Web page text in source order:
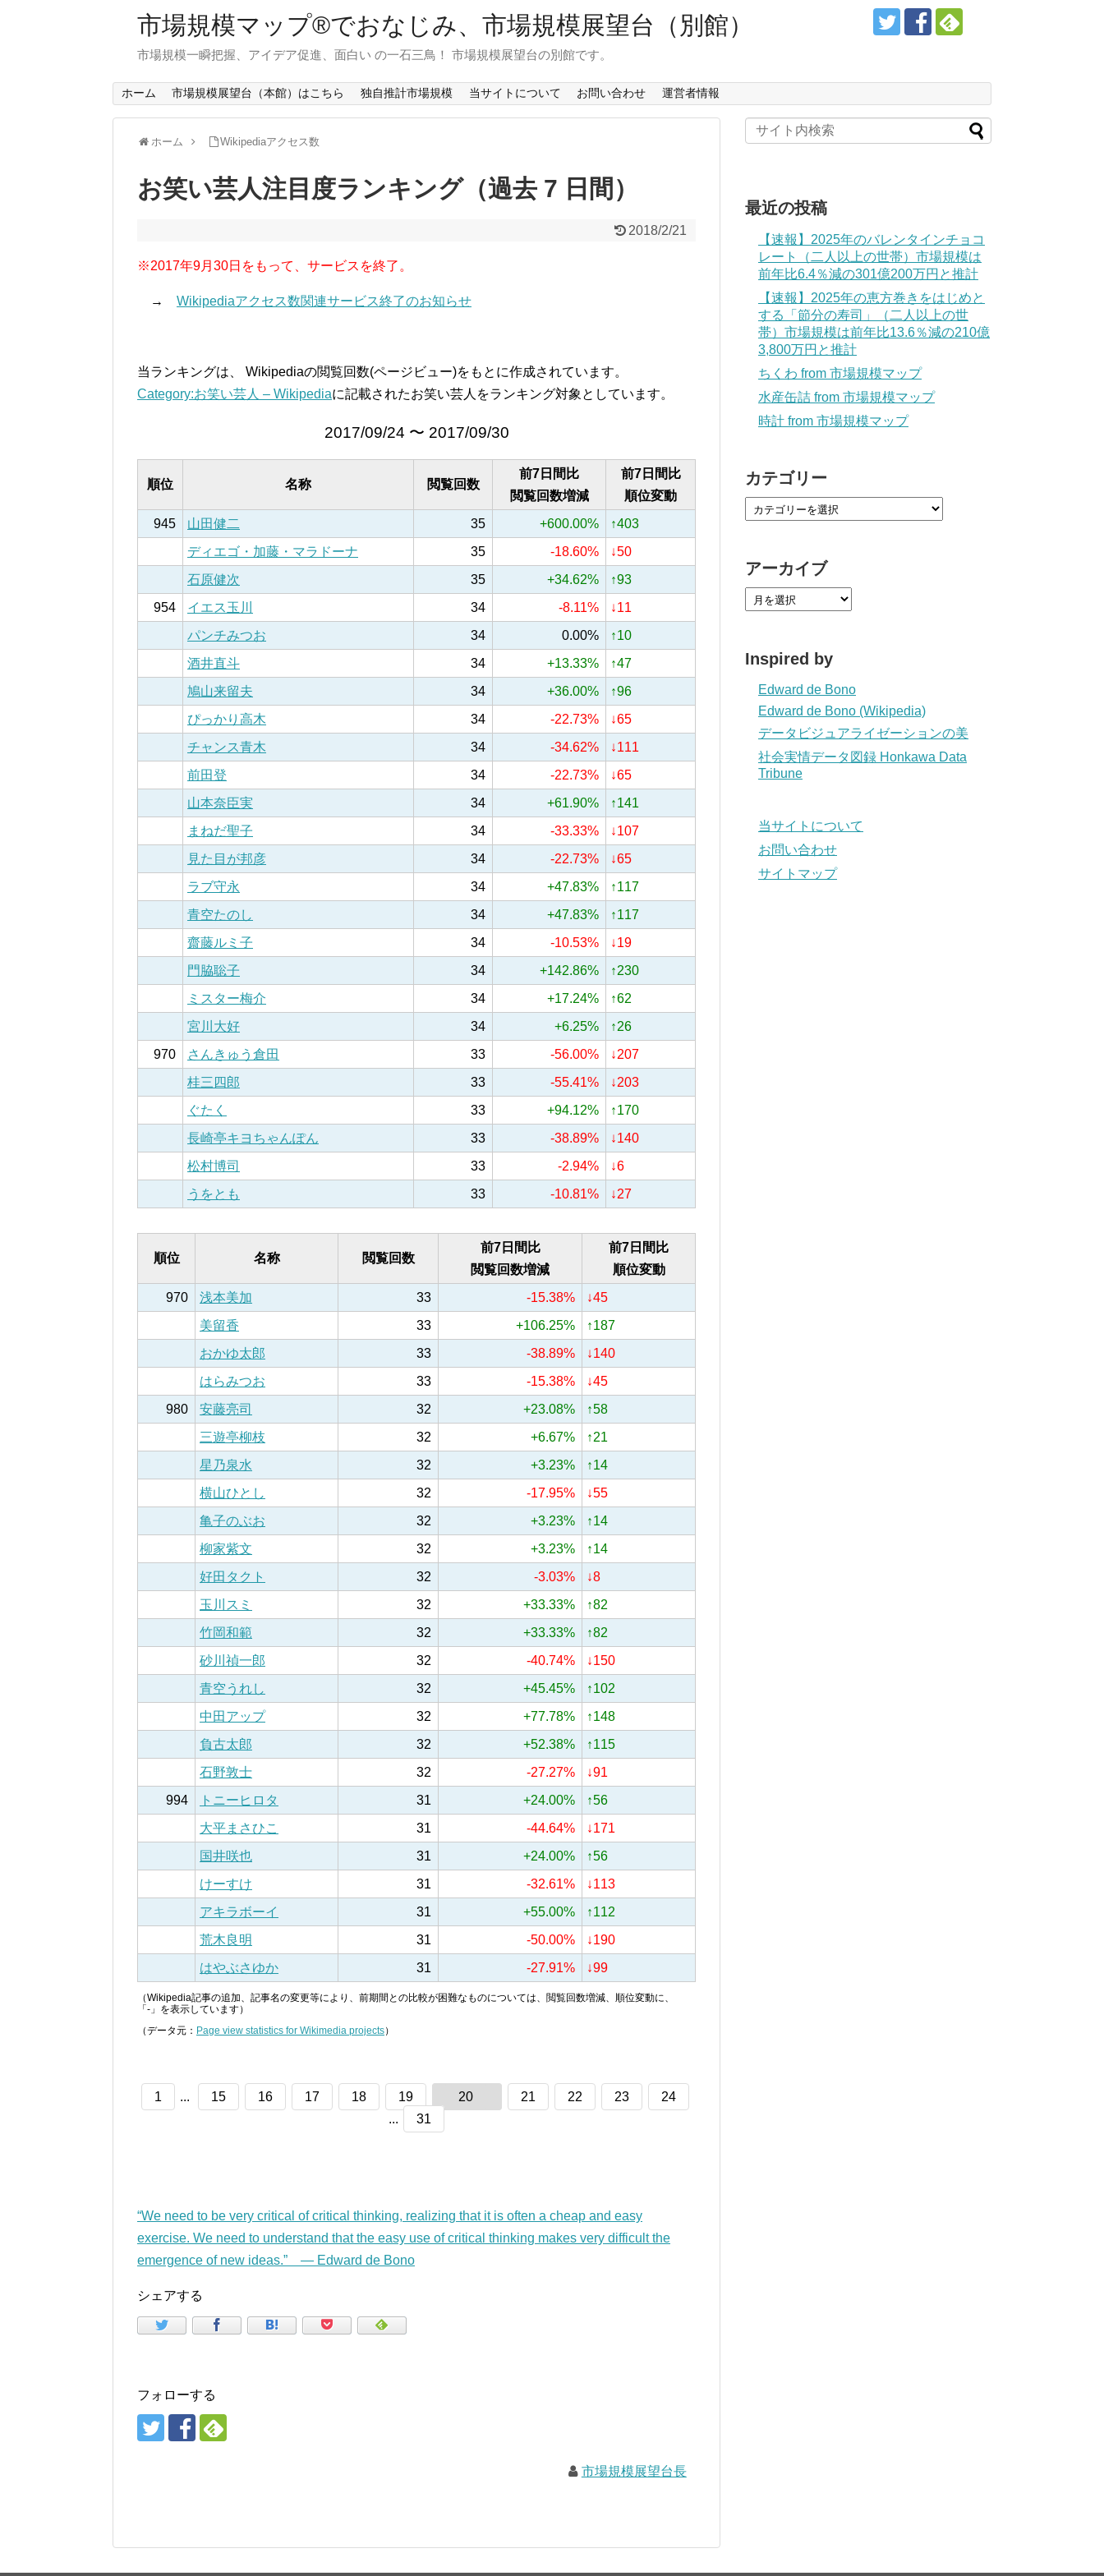
市場規模マップ®でおなじみ、市場規模展望台（別館）
市場規模一瞬把握、アイデア促進、面白い の一石三鳥！ 市場規模展望台の別館です。
ホーム 市場規模展望台（本館）はこちら 独自推計市場規模 当サイトについて お問い合わせ 運営者情報
ホーム Wikipediaアクセス数
お笑い芸人注目度ランキング（過去 7 日間）
2018/2/21
※2017年9月30日をもって、サービスを終了。
→ Wikipediaアクセス数関連サービス終了のお知らせ
当ランキングは、 Wikipediaの閲覧回数(ページビュー)をもとに作成されています。
Category:お笑い芸人 – Wikipediaに記載されたお笑い芸人をランキング対象としています。
2017/09/24 〜 2017/09/30
順位 名称 閲覧回数
前7日間比
閲覧回数増減
前7日間比
順位変動
945
山田健二 35 +600.00%
↑403
ディエゴ・加藤・マラドーナ
35 -18.60%
↓50
石原健次
35 +34.62%
↑93
954
イエス玉川 34 -8.11%
↓11
パンチみつお
34 0.00%
↑10
酒井直斗
34 +13.33%
↑47
鳩山来留夫
34 +36.00%
↑96
ぴっかり高木
34 -22.73%
↓65
チャンス青木
34 -34.62%
↓111
前田登
34 -22.73%
↓65
山本奈臣実
34 +61.90%
↑141
まねだ聖子
34 -33.33%
↓107
見た目が邦彦
34 -22.73%
↓65
ラブ守永
34 +47.83%
↑117
青空たのし
34 +47.83%
↑117
齋藤ルミ子
34 -10.53%
↓19
門脇聡子
34 +142.86%
↑230
ミスター梅介
34 +17.24%
↑62
宮川大好
34 +6.25%
↑26
970
さんきゅう倉田 33 -56.00%
↓207
桂三四郎
33 -55.41%
↓203
ぐたく
33 +94.12%
↑170
長崎亭キヨちゃんぽん
33 -38.89%
↓140
松村博司
33 -2.94%
↓6
うをとも
33 -10.81% ↓27
順位 名称 閲覧回数
前7日間比
閲覧回数増減
前7日間比
順位変動
970
浅本美加 33 -15.38%
↓45
美留香
33 +106.25%
↑187
おかゆ太郎
33 -38.89%
↓140
はらみつお
33 -15.38%
↓45
980
安藤亮司 32 +23.08%
↑58
三遊亭柳枝
32 +6.67%
↑21
星乃泉水
32 +3.23%
↑14
横山ひとし
32 -17.95%
↓55
亀子のぶお
32 +3.23%
↑14
柳家紫文
32 +3.23%
↑14
好田タクト
32 -3.03%
↓8
玉川スミ
32 +33.33%
↑82
竹岡和範
32 +33.33%
↑82
砂川禎一郎
32 -40.74%
↓150
青空うれし
32 +45.45%
↑102
中田アップ
32 +77.78%
↑148
負古太郎
32 +52.38%
↑115
石野敦士
32 -27.27%
↓91
994
トニーヒロタ 31 +24.00%
↑56
大平まさひこ
31 -44.64%
↓171
国井咲也
31 +24.00%
↑56
けーすけ
31 -32.61%
↓113
アキラボーイ
31 +55.00%
↑112
荒木良明
31 -50.00%
↓190
はやぶさゆか
31 -27.91% ↓99
（Wikipedia記事の追加、記事名の変更等により、前期間との比較が困難なものについては、閲覧回数増減、順位変動に、
「-」を表示しています）
（データ元： Page view statistics for Wikimedia projects）
1 ... 15 16 17 18 19 20 21 22 23
24
...
31
“We need to be very critical of critical thinking, realizing that it is often a cheap and easy
exercise. We need to understand that the easy use of critical thinking makes very difficult the
emergence of new ideas.” — Edward de Bono
シェアする
フォローする
市場規模展望台長
最近の投稿
【速報】2025年のバレンタインチョコ
レート（二人以上の世帯）市場規模は
前年比6.4％減の301億200万円と推計
【速報】2025年の恵方巻きをはじめと
する「節分の寿司」（二人以上の世
帯）市場規模は前年比13.6％減の210億
3,800万円と推計
ちくわ from 市場規模マップ
水産缶詰 from 市場規模マップ
時計 from 市場規模マップ
カテゴリー
アーカイブ
Inspired by
Edward de Bono
Edward de Bono (Wikipedia)
データビジュアライゼーションの美
社会実情データ図録 Honkawa Data
Tribune
当サイトについて
お問い合わせ
サイトマップ